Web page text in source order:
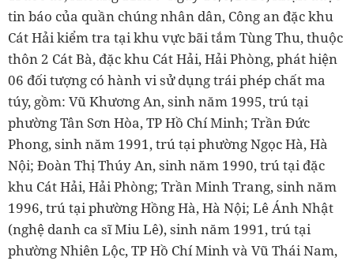
tin báo của quần chúng nhân dân, Công an đặc khu
Cát Hải kiểm tra tại khu vực bãi tắm Tùng Thu, thuộc
thôn 2 Cát Bà, đặc khu Cát Hải, Hải Phòng, phát hiện
06 đối tượng có hành vi sử dụng trái phép chất ma
túy, gồm: Vũ Khương An, sinh năm 1995, trú tại
phường Tân Sơn Hòa, TP Hồ Chí Minh; Trần Đức
Phong, sinh năm 1991, trú tại phường Ngọc Hà, Hà
Nội; Đoàn Thị Thúy An, sinh năm 1990, trú tại đặc
khu Cát Hải, Hải Phòng; Trần Minh Trang, sinh năm
1996, trú tại phường Hồng Hà, Hà Nội; Lê Ánh Nhật
(nghệ danh ca sĩ Miu Lê), sinh năm 1991, trú tại
phường Nhiên Lộc, TP Hồ Chí Minh và Vũ Thái Nam,